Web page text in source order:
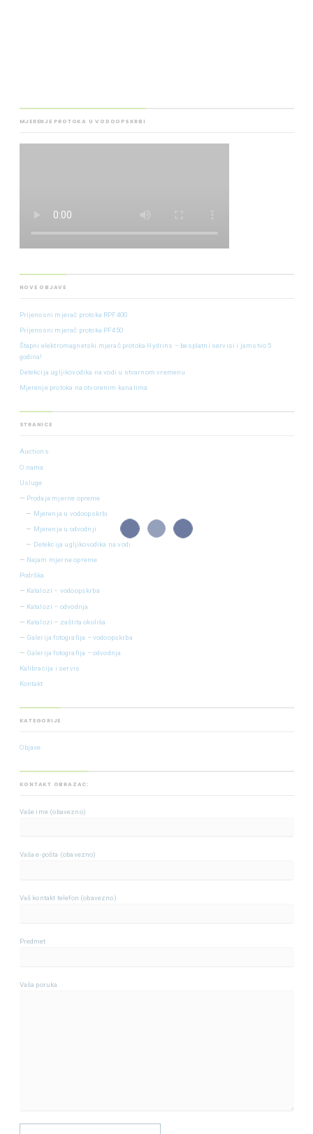
MJERENJE PROTOKA U VODOOPSKRBI
NOVE OBJAVE
Prijenosni mjerač protoka RPF400
Prijenosni mjerač protoka PF450
Štapni elektromagnetski mjerač protoka Hydrins – besplatni servisi i jamstvo 5
godina!
Detekcija ugljikovodika na vodi u stvarnom vremenu
Mjerenje protoka na otvorenim kanalima
STRANICE
Auctions
O nama
Usluge
Prodaja mjerne opreme
Mjerenja u vodoopskrbi
Mjerenja u odvodnji
Detekcija ugljikovodika na vodi
Najam mjerne opreme
Podrška
Katalozi – vodoopskrba
Katalozi – odvodnja
Katalozi – zaštita okoliša
Galerija fotografija – vodoopskrba
Galerija fotografija – odvodnja
Kalibracija i servis
Kontakt
KATEGORIJE
Objave
KONTAKT OBRAZAC:
Vaše ime (obavezno)
Vaša e-pošta (obavezno)
Vaš kontakt telefon (obavezno)
Predmet
Vaša poruka